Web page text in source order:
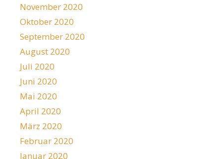
November 2020
Oktober 2020
September 2020
August 2020
Juli 2020
Juni 2020
Mai 2020
April 2020
März 2020
Februar 2020
Januar 2020